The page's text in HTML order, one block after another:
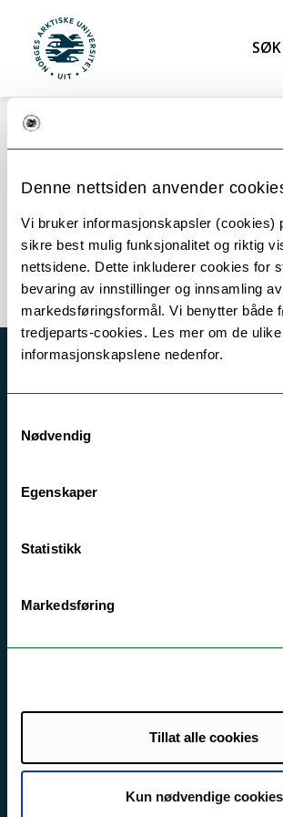
Denne nettsiden anvender
Vi bruker informasjonskapsler (cookies)
sikre best mulig funksjonalitet og riktig
nettsidene. Dette inkluderer cookies for
bevaring av innstillinger og innsamling
markedsføringsformål. Vi benytter både
tredjeparts-cookies. Les mer om de ulike
informasjonskapslene nedenfor.
Nødvendig
Egenskaper
Statistikk
Markedsføring
Tillat alle cookies
Kun nødvendige cookies
Gå til hovedinnhold
UiT Norges arktiske Søk
Error rendering component
Biological Chemistry and
Driftsmeldinger
Sikkerhet, beredskap og
Kontakt UiT
For skoler
Ledige stillinger
English website